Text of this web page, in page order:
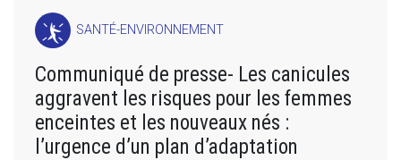
SANTÉ-ENVIRONNEMENT
Communiqué de presse- Les canicules
aggravent les risques pour les femmes
enceintes et les nouveaux nés :
l’urgence d’un plan d’adaptation